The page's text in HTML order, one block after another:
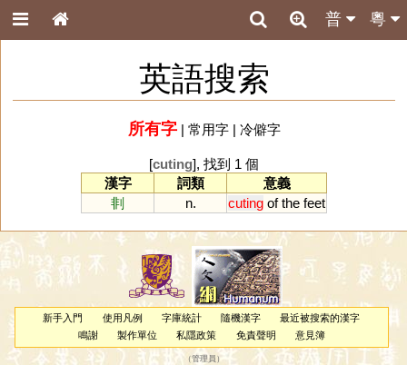
粵
普
英語搜索
所有字| 常用字| 冷僻字
[cuting], 找到 1 個
漢字
詞類
意義
剕
n. cuting of the feet
新手入門 使用凡例 字庫統計 隨機漢字
最近被搜索的漢字
鳴謝
製作單位 私隱政策 免責聲明 意見簿
（管理員 ）